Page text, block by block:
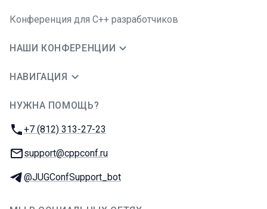
Конференция для C++ разработчиков
НАШИ КОНФЕРЕНЦИИ
НАВИГАЦИЯ
НУЖНА ПОМОЩЬ?
Телефон:
+7 (812) 313-27-23
E-mail:
support@cppconf.ru
Телеграм:
@JUGConfSupport_bot